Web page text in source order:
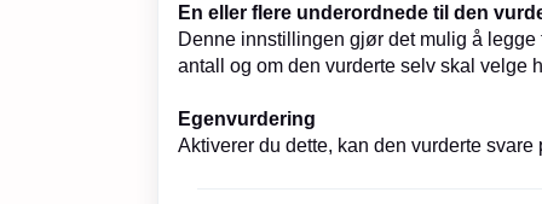
En eller flere underordnede til den
Denne innstillingen gjør det mulig å
antall og om den vurderte selv skal velge
Egenvurdering
Aktiverer du dette, kan den vurderte